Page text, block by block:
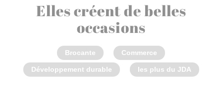
Elles créent de belles
occasions
Brocante Commerce
Développement durable les plus du JDA